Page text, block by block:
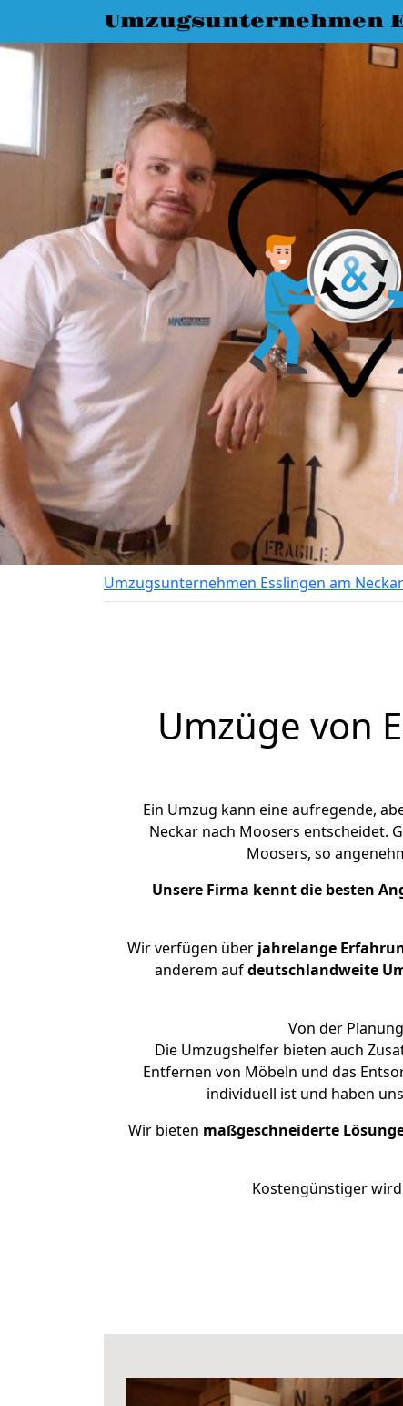
Umzugsunternehmen
Umzugsunternehmen Esslingen am Neckar
Umzüge von
Ein Umzug kann eine aufregende,
Neckar nach Moosers entscheidet.
Moosers, so
Unsere Firma kennt die besten
Wir verfügen über jahrelange
anderem aufdeutschlandweite
Von der
Die Umzugshelfer bieten auch
Entfernen von Möbeln und das
individuell ist und haben
Wir bieten maßgeschneiderte
Kostengünstiger